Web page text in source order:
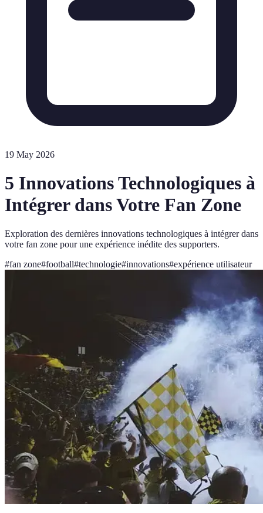
19 May 2026
5 Innovations Technologiques à
Intégrer dans Votre Fan Zone
Exploration des dernières innovations technologiques à intégrer dans
votre fan zone pour une expérience inédite des supporters.
#fan zone#football#technologie#innovations#expérience utilisateur